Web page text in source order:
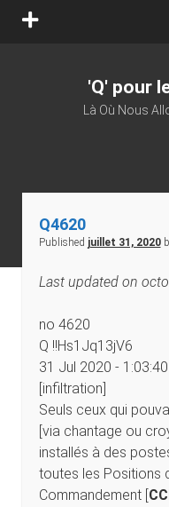
open
'Q' pour
Là Où Nous
Q4620
Published juillet 31, 2020
Last updated on
no 4620
Q !!Hs1Jq13jV6
31 Jul 2020 -
[infiltration]
Seuls ceux qui
[via chantage ou
installés à des
toutes les Positions
Commandement [